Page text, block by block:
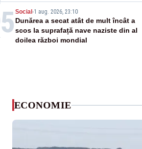
5 Social -1 aug. 2026, 23:10
Dunărea a secat atât de mult încât a
scos la suprafață nave naziste din al
doilea război mondial
ECONOMIE